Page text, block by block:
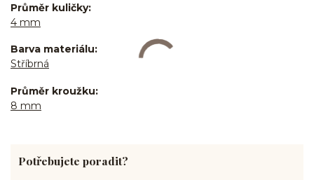
Průměr kuličky
4 mm
Barva materiálu
Stříbrná
Průměr kroužku
8 mm
Potřebujete poradit?